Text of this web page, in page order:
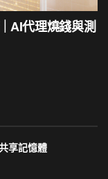
AI代理燒錢與測
享記憶體